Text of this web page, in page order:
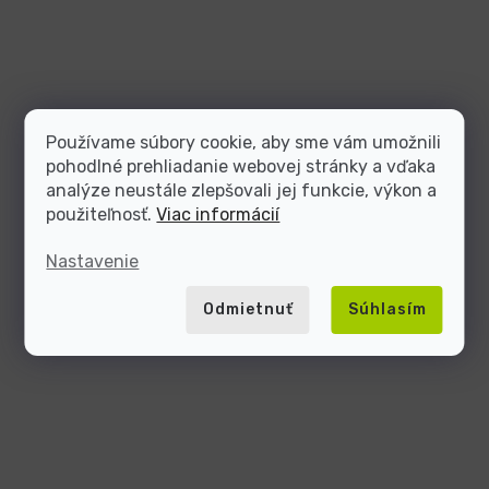
Používame súbory cookie, aby sme vám umožnili
pohodlné prehliadanie webovej stránky a vďaka
analýze neustále zlepšovali jej funkcie, výkon a
použiteľnosť.Viac informácií
Nastavenie
Odmietnuť Súhlasím